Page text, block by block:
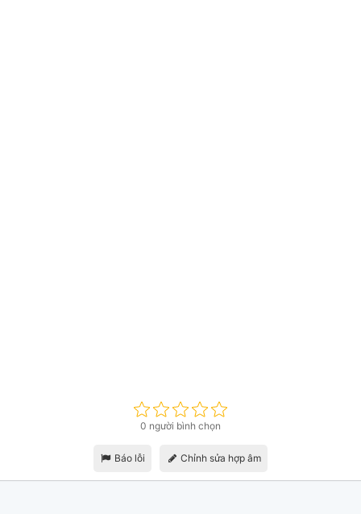
0 người bình chọn
Báo lỗi Chỉnh sửa hợp âm